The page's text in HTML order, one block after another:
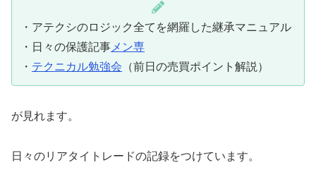
・アテクシのロジック全てを網羅した継承マニュアル
・日々の保護記事 メン専
・ テクニカル勉強会 （前日の売買ポイント解説）
が見れます。
日々のリアタイトレードの記録をつけています。